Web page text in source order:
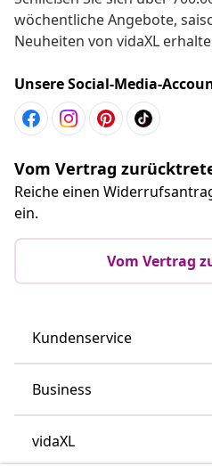
wöchentliche Angebote,
Neuheiten von vidaXL
Unsere Social-Media-
Vom Vertrag
Reiche einen
ein.
Vom Vertrag
Kundenservice
Business
vidaXL